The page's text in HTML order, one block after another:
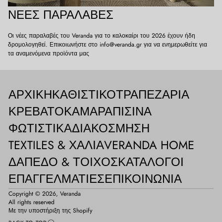
ΝΈΕΣ ΠΑΡΑΛΑΒΈΣ
Οι νέες παραλαβές του Veranda για το καλοκαίρι του 2026 έχουν ήδη
δρομολογηθεί. Επικοιωνήστε στο info@veranda.gr για να ενημερωθείτε για
τα αναμενόμενα προϊόντα μας
ΑΡΧΙΚΉΚΑΘΙΣΤΙΚΌΤΡΑΠΕΖΑΡΊΑ
ΚΡΕΒΑΤΟΚΆΜΑΡΑΠΙΣΊΝΑ
ΦΩΤΙΣΤΙΚΆΔΙΑΚΌΣΜΗΣΗ
TEXTILES & ΧΑΛΙΆVERANDA HOME
ΔΆΠΕΔΟ & ΤΟΊΧΟΣΚΑΤΆΛΟΓΟΙ
ΕΠΑΓΓΕΛΜΑΤΊΕΣΕΠΙΚΟΙΝΩΝΊΑ
Copyright © 2026, Veranda
All rights reserved
Με την υποστήριξη της Shopify